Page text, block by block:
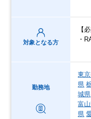
対象となる方
【
・
勤務地
東
県
城県
富
県